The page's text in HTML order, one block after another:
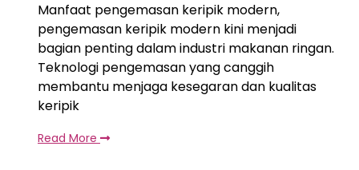
Manfaat pengemasan keripik modern,
pengemasan keripik modern kini menjadi
bagian penting dalam industri makanan ringan.
Teknologi pengemasan yang canggih
membantu menjaga kesegaran dan kualitas
keripik
Read More